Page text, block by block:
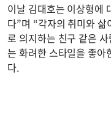
이날 김대호는 이상형에
다”며 “각자의 취미와
로 의지하는 친구 같은
는 화려한 스타일을 좋아
다.